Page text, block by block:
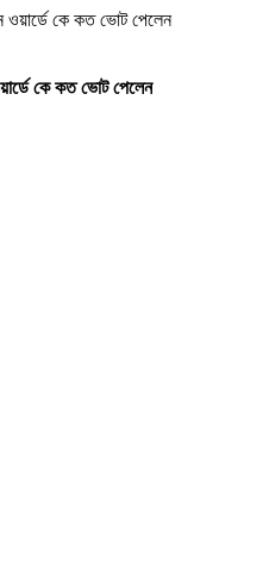
কে কত ভোট পেলেন